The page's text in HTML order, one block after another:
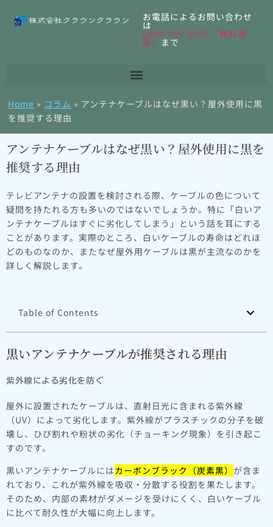
お電話によるお問い合わせ
は
0800-080-9696（無料通
話） まで
Home » コラム » アンテナケーブルはなぜ黒い？屋外使用に黒
を推奨する理由
アンテナケーブルはなぜ黒い？屋外使用に黒を
推奨する理由
テレビアンテナの設置を検討される際、ケーブルの色について
疑問を持たれる方も多いのではないでしょうか。特に「白いア
ンテナケーブルはすぐに劣化してしまう」という話を耳にする
ことがあります。実際のところ、白いケーブルの寿命はどれほ
どのものなのか、またなぜ屋外用ケーブルは黒が主流なのかを
詳しく解説します。
Table of Contents
黒いアンテナケーブルが推奨される理由
紫外線による劣化を防ぐ
屋外に設置されたケーブルは、直射日光に含まれる紫外線
（UV）によって劣化します。紫外線がプラスチックの分子を破
壊し、ひび割れや粉状の劣化（チョーキング現象）を引き起こ
すのです。
黒いアンテナケーブルにはカーボンブラック（炭素黒） が含ま
れており、これが紫外線を吸収・分散する役割を果たします。
そのため、内部の素材がダメージを受けにくく、白いケーブル
に比べて耐久性が大幅に向上します。